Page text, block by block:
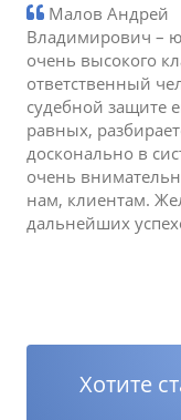
Малов Андрей
Владимирович –
очень высокого
ответственный
судебной защите
равных,
досконально в
очень
нам, клиентам.
дальнейших
Хотите